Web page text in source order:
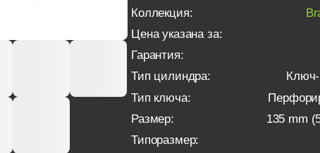
Коллекция:
Цена указана за:
Гарантия:
Тип цилиндра:
Тип ключа:
Размер:
135 mm
Типоразмер: